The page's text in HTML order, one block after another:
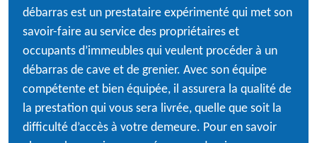
débarras est un prestataire expérimenté qui met son
savoir-faire au service des propriétaires et
occupants d’immeubles qui veulent procéder à un
débarras de cave et de grenier. Avec son équipe
compétente et bien équipée, il assurera la qualité de
la prestation qui vous sera livrée, quelle que soit la
difficulté d’accès à votre demeure. Pour en savoir